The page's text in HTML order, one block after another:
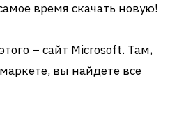
время скачать новую!
– сайт Microsoft. Там,
вы найдете все